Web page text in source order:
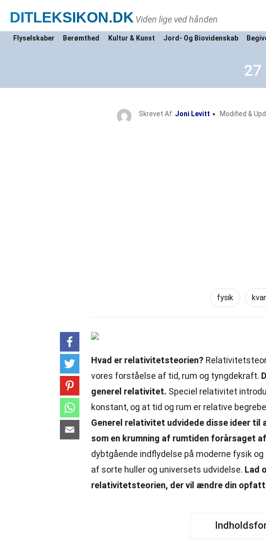
DITLEKSIKON.DK Viden lige ved hånden
Flyselskaber Berømthed Kultur & Kunst Jord- Og Biovidenskab
27
Skrevet Af: Joni Levitt Modified &
fysik
Hvad er relativitetsteorien?
vores forståelse af tid, rum og tyngdekraft.
generel relativitet. Speciel relativitet
konstant, og at tid og rum er relative
Generel relativitet udvidede disse ideer
som en krumning af rumtiden forårsaget
dybtgående indflydelse på moderne fysik
af sorte huller og universets udvidelse. Lad
relativitetsteorien, der vil ændre din